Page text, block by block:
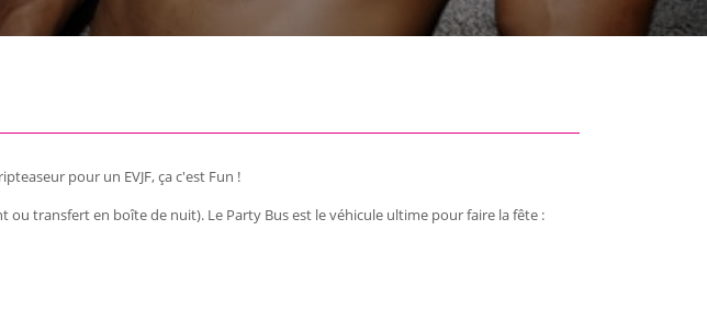
pour un EVJF, ça c'est Fun !
transfert en boîte de nuit). Le Party Bus est le véhicule ultime pour faire la fête :